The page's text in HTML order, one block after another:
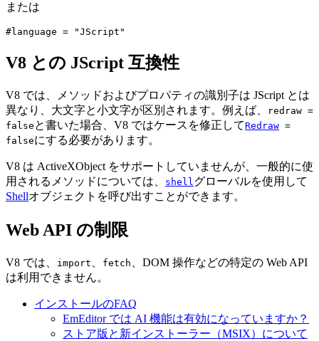
または
#language = "JScript"
V8 との JScript 互換性
V8 では、メソッドおよびプロパティの識別子は JScript とは
異なり、大文字と小文字が区別されます。例えば、
redraw =
false と書いた場合、V8 ではケースを修正してRedraw =
falseにする必要があります。
V8 は ActiveXObject をサポートしていませんが、一般的に使
用されるメソッドについては、
shellグローバルを使用して
Shellオブジェクトを呼び出すことができます。
Web API の制限
V8 では、 import fetch
、DOM 操作などの特定の Web API
は利用できません。
インストールのFAQ
EmEditor では AI 機能は有効になっていますか？
ストア版と新インストーラー（MSIX）について